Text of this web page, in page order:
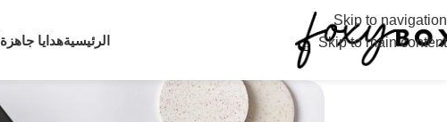
Skip to navigation
Skip to main content
الرئيسيةهدايا جاهزة